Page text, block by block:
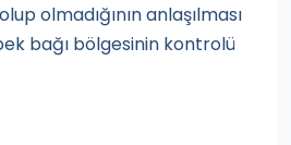
olmadığının anlaşılması
bağı bölgesinin kontrolü